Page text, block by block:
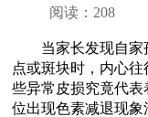
阅读： 208
当家长发现自
点或斑块时，内心
些异常皮损究竟代
位出现色素减退现